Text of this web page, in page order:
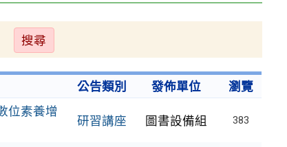
公告類別 發佈單位 瀏覽
位素養增
研習講座 圖書設備組 383